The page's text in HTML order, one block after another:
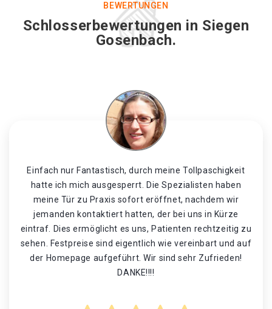
BEWERTUNGEN
Schlosserbewertungen in Siegen
Gosenbach.
Einfach nur Fantastisch, durch meine Tollpaschigkeit
hatte ich mich ausgesperrt. Die Spezialisten haben
meine Tür zu Praxis sofort eröffnet, nachdem wir
jemanden kontaktiert hatten, der bei uns in Kürze
eintraf. Dies ermöglicht es uns, Patienten rechtzeitig zu
sehen. Festpreise sind eigentlich wie vereinbart und auf
der Homepage aufgeführt. Wir sind sehr Zufrieden!
DANKE!!!!